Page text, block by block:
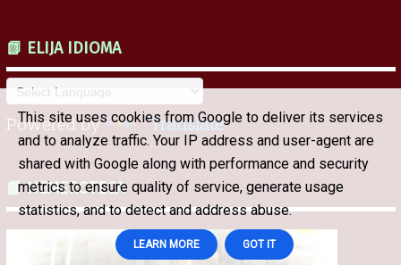
📗 ELIJA IDIOMA
Powered by Translate
📗 HEMEROTECA
This site uses cookies from Google to deliver its services
and to analyze traffic. Your IP address and user-agent are
shared with Google along with performance and security
metrics to ensure quality of service, generate usage
statistics, and to detect and address abuse.
LEARN MORE GOT IT